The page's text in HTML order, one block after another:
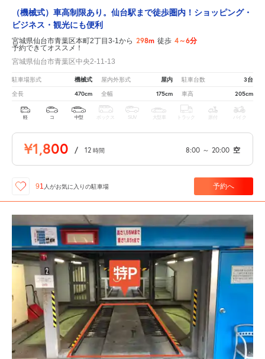
（機械式）車高制限あり。仙台駅まで徒歩圏内！ショッピング・
ビジネス・観光にも便利
宮城県仙台市青葉区本町2丁目3-1から 298m 徒歩 4～6分
予約できてオススメ！
宮城県仙台市青葉区中央2-11-13
駐車場形式 機械式 屋内外形式 屋内 駐車台数 3台
全長 470cm 全幅 175cm 車高 205cm
軽 コ 中型 ボックス SUV 大型車 トラック 原付 バイク
¥1,800 / 12 時間 8:00 ～ 20:00 空
91 人がお気に入りの駐車場 予約へ